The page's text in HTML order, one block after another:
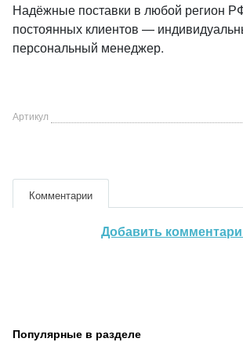
Надёжные поставки в любой регион
постоянных клиентов —
персональный менеджер.
Артикул
Комментарии
Добавить
Популярные в разделе